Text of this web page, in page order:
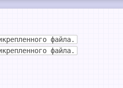
файла.
файла.